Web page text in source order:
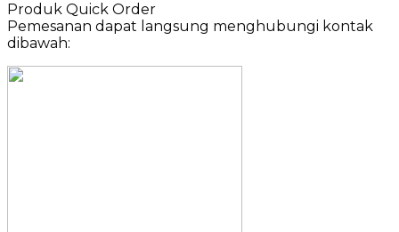
Produk Quick Order
Pemesanan dapat langsung menghubungi kontak
dibawah: